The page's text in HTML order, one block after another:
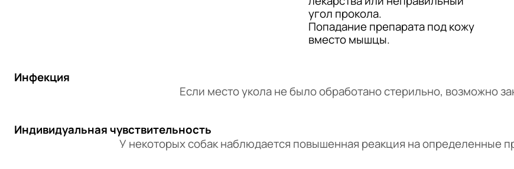
угол прокола.
Попадание препарата под кожу
вместо мышцы.
Инфекция
Если место укола не было обработано стерильно, возможно
Индивидуальная чувствительность
У некоторых собак наблюдается повышенная реакция на определенные